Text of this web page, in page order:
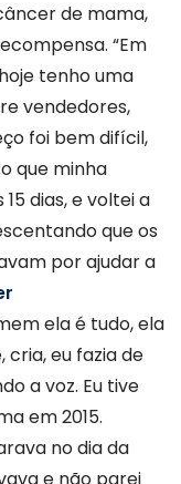
de mama,
“Em
tenho uma
vendedores,
foi bem difícil,
que minha
dias, e voltei a
que os
por ajudar a
ela é tudo, ela
eu fazia de
a voz. Eu tive
em 2015.
no dia da